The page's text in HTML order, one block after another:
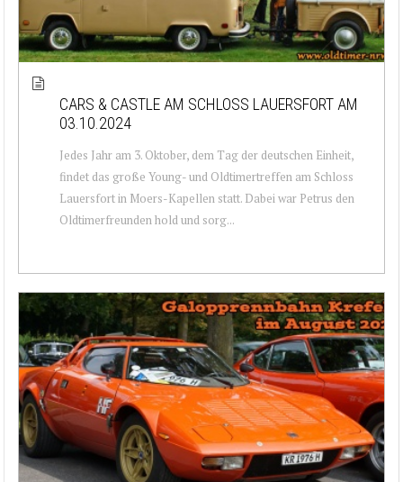
CARS & CASTLE AM SCHLOSS LAUERSFORT AM
03.10.2024
Jedes Jahr am 3. Oktober, dem Tag der deutschen Einheit,
findet das große Young- und Oldtimertreffen am Schloss
Lauersfort in Moers-Kapellen statt. Dabei war Petrus den
Oldtimerfreunden hold und sorg...